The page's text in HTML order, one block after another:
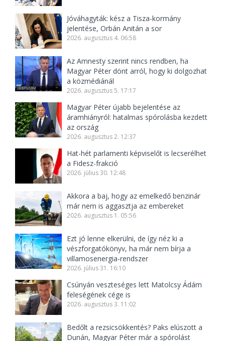
Jóváhagyták: kész a Tisza-kormány
jelentése, Orbán Anitán a sor
2026. augusztus 4. 06:58
Az Amnesty szerint nincs rendben, ha
Magyar Péter dönt arról, hogy ki dolgozhat
a közmédiánál
2026. augusztus 5. 17:17
Magyar Péter újabb bejelentése az
áramhiányról: hatalmas spórolásba kezdett
az ország
2026. augusztus 2. 12:37
Hat-hét parlamenti képviselőt is lecserélhet
a Fidesz-frakció
2026. július 30. 12:48
Akkora a baj, hogy az emelkedő benzinár
már nem is aggasztja az embereket
2026. augusztus 1. 05:56
Ezt jó lenne elkerülni, de így néz ki a
vészforgatókönyv, ha már nem bírja a
villamosenergia-rendszer
2026. július 31. 16:10
Csúnyán veszteséges lett Matolcsy Ádám
feleségének cége is
2026. augusztus 3. 11:02
Bedőlt a rezsicsökkentés? Paks elúszott a
Dunán, Magyar Péter már a spórolást